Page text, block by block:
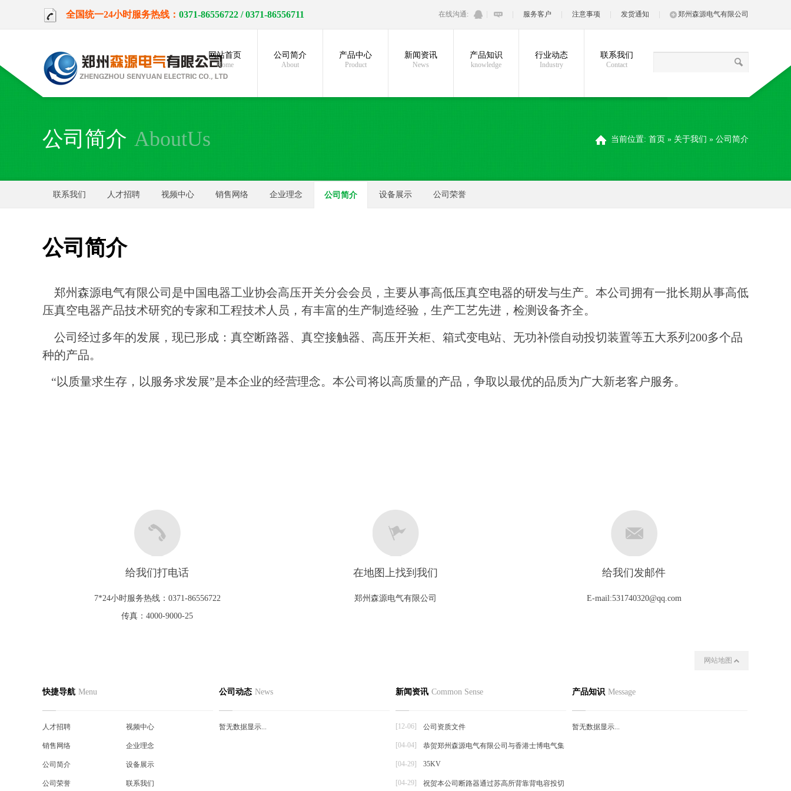
全国统一24小时服务热线： 0371-86556722 / 0371-86556711 在线沟通: 服务客户 注意事项 发货通知 郑州森源电气有限公司
网站首页
Home
公司简介
About
产品中心
Product
新闻资讯
News
产品知识
knowledge
行业动态
Industry
联系我们
Contact
公司简介 AboutUs 当前位置: 首页 » 关于我们 » 公司简介
联系我们 人才招聘 视频中心 销售网络 企业理念 公司简介 设备展示 公司荣誉
公司简介
郑州森源电气有限公司是中国电器工业协会高压开关分会会员，主要从事高低压真空电器的研发与生产。本公司拥有一批长期从事高低
压真空电器产品技术研究的专家和工程技术人员，有丰富的生产制造经验，生产工艺先进，检测设备齐全。
公司经过多年的发展，现已形成：真空断路器、真空接触器、高压开关柜、箱式变电站、无功补偿自动投切装置等五大系列200多个品
种的产品。
“以质量求生存，以服务求发展”是本企业的经营理念。本公司将以高质量的产品，争取以最优的品质为广大新老客户服务。
给我们打电话
7*24小时服务热线：0371-86556722
传真：4000-9000-25
在地图上找到我们
郑州森源电气有限公司
给我们发邮件
E-mail:531740320@qq.com
网站地图
企业理念
设备展示
真空接触器
户内高压隔离开关
注意事项
快捷导航 Menu
人才招聘 视频中心
销售网络 企业理念
公司简介 设备展示
公司荣誉 联系我们
公司动态 News
暂无数据显示...
新闻资讯 Common Sense
[12-06] 公司资质文件
[04-04] 恭贺郑州森源电气有限公司与香港士博电气集
[04-29] 35KV
[04-29] 祝贺本公司断路器通过苏高所背靠背电容投切
产品知识 Message
暂无数据显示...